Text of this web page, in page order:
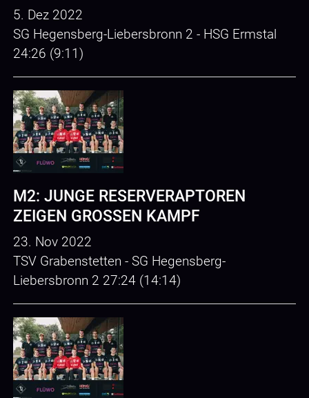
5. Dez 2022
SG Hegensberg-Liebersbronn 2 - HSG Ermstal
24:26 (9:11)
M2: JUNGE RESERVERAPTOREN
ZEIGEN GROSSEN KAMPF
23. Nov 2022
TSV Grabenstetten - SG Hegensberg-
Liebersbronn 2 27:24 (14:14)